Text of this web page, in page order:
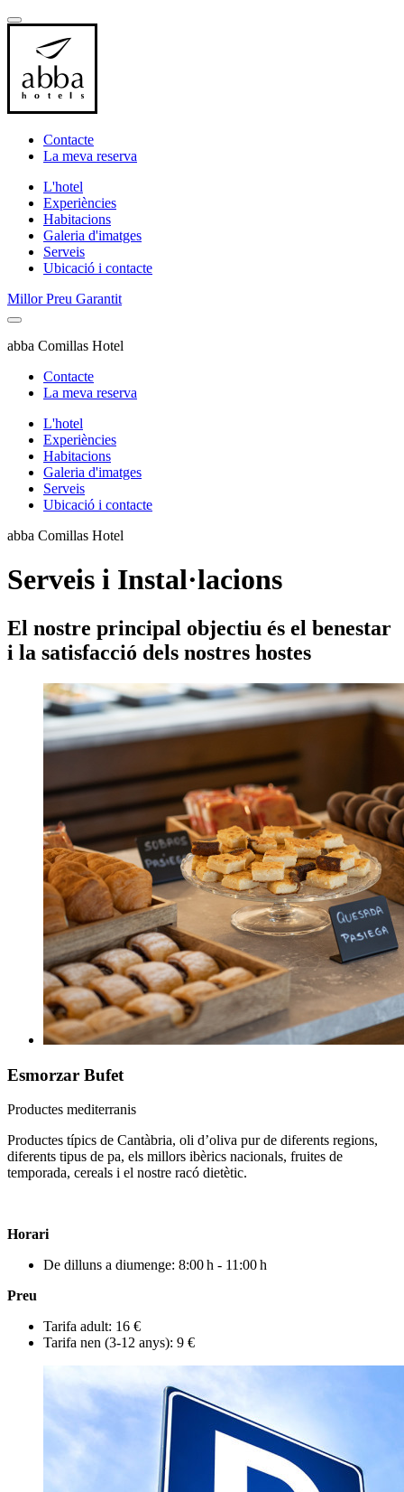
Contacte
La meva reserva
L'hotel
Experiències
Habitacions
Galeria d'imatges
Serveis
Ubicació i contacte
Millor Preu Garantit
abba Comillas Hotel
Contacte
La meva reserva
L'hotel
Experiències
Habitacions
Galeria d'imatges
Serveis
Ubicació i contacte
abba Comillas Hotel
Serveis i Instal·lacions
El nostre principal objectiu és el benestar
i la satisfacció dels nostres hostes
Esmorzar Bufet
Productes mediterranis
Productes típics de Cantàbria, oli d’oliva pur de diferents regions,
diferents tipus de pa, els millors ibèrics nacionals, fruites de
temporada, cereals i el nostre racó dietètic.
Horari
De dilluns a diumenge: 8:00 h - 11:00 h
Preu
Tarifa adult: 16 €
Tarifa nen (3-12 anys): 9 €